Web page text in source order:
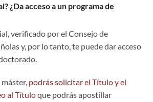
¿Da acceso a un programa de
verificado por el Consejo de
y, por lo tanto, te puede dar acceso
podrás solicitar el Título y el
al Títuloque podrás apostillar